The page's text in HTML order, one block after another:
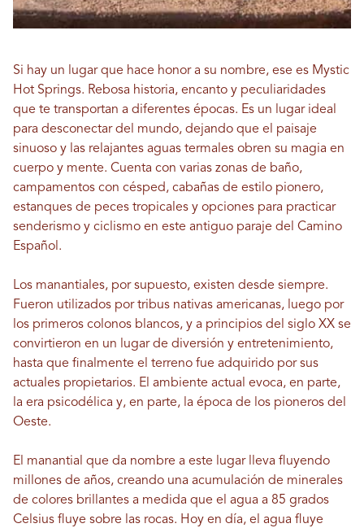
Si hay un lugar que hace honor a su nombre, ese es Mystic
Hot Springs. Rebosa historia, encanto y peculiaridades
que te transportan a diferentes épocas. Es un lugar ideal
para desconectar del mundo, dejando que el paisaje
sinuoso y las relajantes aguas termales obren su magia en
cuerpo y mente. Cuenta con varias zonas de baño,
campamentos con césped, cabañas de estilo pionero,
estanques de peces tropicales y opciones para practicar
senderismo y ciclismo en este antiguo paraje del Camino
Español.
Los manantiales, por supuesto, existen desde siempre.
Fueron utilizados por tribus nativas americanas, luego por
los primeros colonos blancos, y a principios del siglo XX se
convirtieron en un lugar de diversión y entretenimiento,
hasta que finalmente el terreno fue adquirido por sus
actuales propietarios. El ambiente actual evoca, en parte,
la era psicodélica y, en parte, la época de los pioneros del
Oeste.
El manantial que da nombre a este lugar lleva fluyendo
millones de años, creando una acumulación de minerales
de colores brillantes a medida que el agua a 85 grados
Celsius fluye sobre las rocas. Hoy en día, el agua fluye